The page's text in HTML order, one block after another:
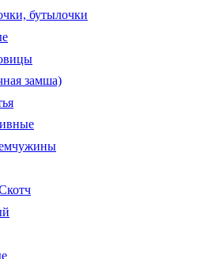
бутылочки
замша)